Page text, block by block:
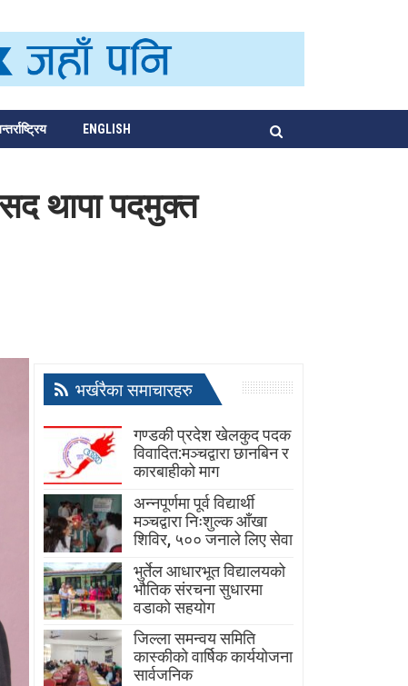
ENGLISH
थापा पदमुक्त
भर्खरैका समाचारहरु
गण्डकी प्रदेश खेलकुद पदक
विवादित:मञ्चद्वारा छानबिन र
कारबाहीको माग
अन्नपूर्णमा पूर्व विद्यार्थी
मञ्चद्वारा निःशुल्क आँखा
शिविर, ५०० जनाले लिए सेवा
भुर्तेल आधारभूत विद्यालयको
भौतिक संरचना सुधारमा
वडाको सहयोग
जिल्ला समन्वय समिति
कास्कीको वार्षिक कार्ययोजना
सार्वजनिक